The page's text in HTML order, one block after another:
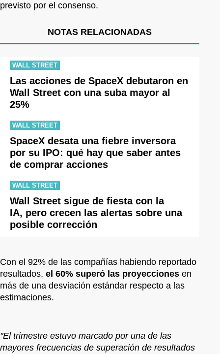
previsto por el consenso.
NOTAS RELACIONADAS
WALL STREET
Las acciones de SpaceX debutaron en
Wall Street con una suba mayor al
25%
WALL STREET
SpaceX desata una fiebre inversora
por su IPO: qué hay que saber antes
de comprar acciones
WALL STREET
Wall Street sigue de fiesta con la
IA, pero crecen las alertas sobre una
posible corrección
Con el 92% de las compañías habiendo reportado
resultados, el 60% superó las proyecciones en
más de una desviación estándar respecto a las
estimaciones.
"El trimestre estuvo marcado por una de las
mayores frecuencias de superación de resultados